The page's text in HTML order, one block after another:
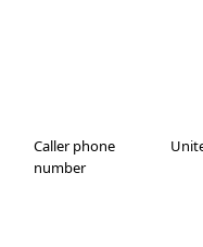
Caller phone
number